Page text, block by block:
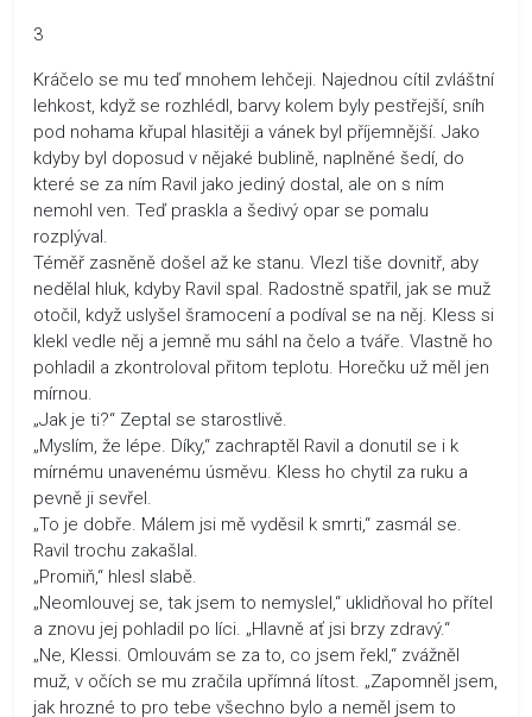
3
Kráčelo se mu teď mnohem lehčeji. Najednou cítil zvláštní
lehkost, když se rozhlédl, barvy kolem byly pestřejší, sníh
pod nohama křupal hlasitěji a vánek byl příjemnější. Jako
kdyby byl doposud v nějaké bublině, naplněné šedí, do
které se za ním Ravil jako jediný dostal, ale on s ním
nemohl ven. Teď praskla a šedivý opar se pomalu
rozplýval.
Téměř zasněně došel až ke stanu. Vlezl tiše dovnitř, aby
nedělal hluk, kdyby Ravil spal. Radostně spatřil, jak se muž
otočil, když uslyšel šramocení a podíval se na něj. Kless si
klekl vedle něj a jemně mu sáhl na čelo a tváře. Vlastně ho
pohladil a zkontroloval přitom teplotu. Horečku už měl jen
mírnou.
„Jak je ti?“ Zeptal se starostlivě.
„Myslím, že lépe. Díky,“ zachraptěl Ravil a donutil se i k
mírnému unavenému úsměvu. Kless ho chytil za ruku a
pevně ji sevřel.
„To je dobře. Málem jsi mě vyděsil k smrti,“ zasmál se.
Ravil trochu zakašlal.
„Promiň,“ hlesl slabě.
„Neomlouvej se, tak jsem to nemyslel,“ uklidňoval ho přítel
a znovu jej pohladil po líci. „Hlavně ať jsi brzy zdravý.“
„Ne, Klessi. Omlouvám se za to, co jsem řekl,“ zvážněl
muž, v očích se mu zračila upřímná lítost. „Zapomněl jsem,
jak hrozné to pro tebe všechno bylo a neměl jsem to